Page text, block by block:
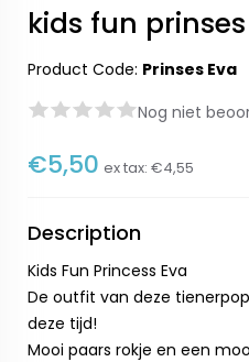
kids fun
Product Code: Prinses Eva
Nog niet
€5,50 ex tax: €4,55
Description
Kids Fun Princess Eva
De outfit van deze
deze tijd!
Mooi paars rokje en een